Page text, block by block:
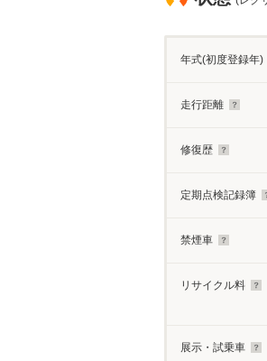
年式(初度登録年)
走行距離
修復歴
定期点検記録簿
禁煙車
リサイクル料
展示・試乗車